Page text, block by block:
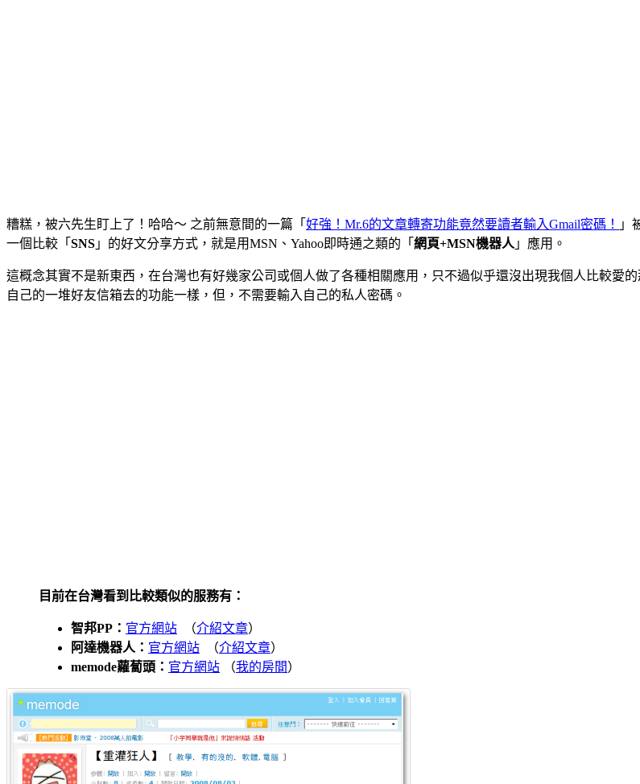
糟糕，被六先生盯上了！哈哈～ 之前無意間的一篇「 好強！Mr.6的文章轉寄功能竟然要讀者輸入Gmail密碼！ 」
一個比較「 SNS 」的好文分享方式，就是用MSN、Yahoo即時通之類的「 網頁+MSN機器人 」應用。
這概念其實不是新東西，在台灣也有好幾家公司或個人做了各種相關應用，只不過似乎還沒出現我個人比較愛
自己的一堆好友信箱去的功能一樣，但，不需要輸入自己的私人密碼。
目前在台灣看到比較類似的服務有：
智邦PP： 官方網站 （介紹文章）
阿達機器人： 官方網站 （介紹文章）
memode蘿蔔頭： 官方網站 （我的房間）